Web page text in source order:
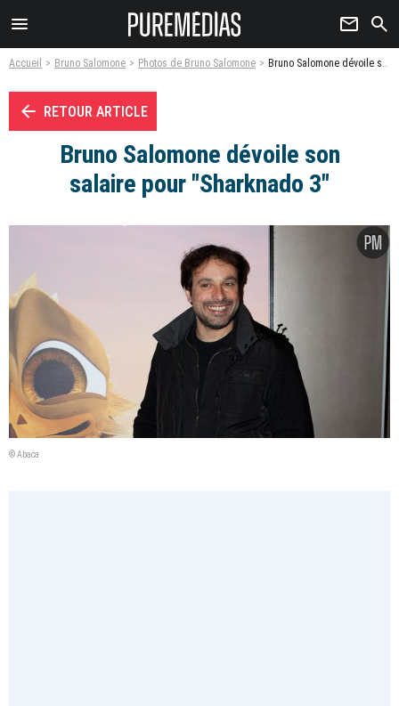
menu newsletter search
Accueil Bruno Salomone Photos de Bruno Salomone Bruno Salomone dévoile son salaire pour "Sharknado 3" - Photo
arrow_left RETOUR ARTICLE
Bruno Salomone dévoile son
salaire pour "Sharknado 3"
© Abaca